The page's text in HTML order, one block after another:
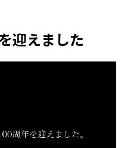
迎えました